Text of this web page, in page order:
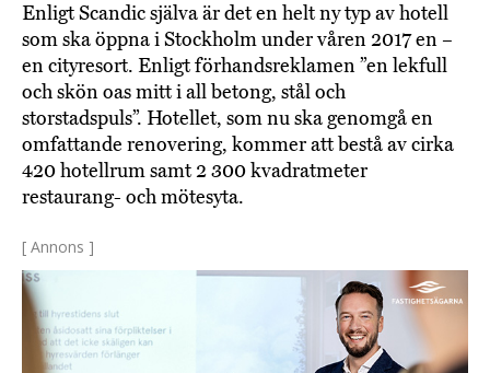
Enligt Scandic själva är det en helt ny typ av hotell
som ska öppna i Stockholm under våren 2017 en –
en cityresort. Enligt förhandsreklamen ”en lekfull
och skön oas mitt i all betong, stål och
storstadspuls”. Hotellet, som nu ska genomgå en
omfattande renovering, kommer att bestå av cirka
420 hotellrum samt 2 300 kvadratmeter
restaurang- och mötesyta.
[ Annons ]